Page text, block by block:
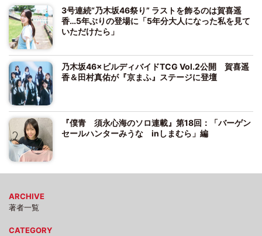
3号連続“乃木坂46祭り” ラストを飾るのは賀喜遥
香…5年ぶりの登場に「5年分大人になった私を見て
いただけたら」
乃木坂46×ビルディバイドTCG Vol.2公開 賀喜遥
香＆田村真佑が『京まふ』ステージに登壇
『僕青 須永心海のソロ連載』第18回：「バーゲン
セールハンターみうな inしまむら」編
ARCHIVE
著者一覧
CATEGORY